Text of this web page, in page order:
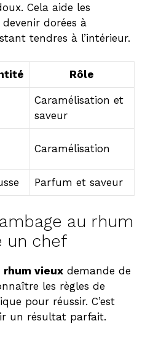
Cela aide les
dorées à
tendres à l’intérieur.
Rôle
Caramélisation et
saveur
Caramélisation
Parfum et saveur
au rhum
un chef
rhum vieux demande de
les règles de
pour réussir. C’est
un résultat parfait.